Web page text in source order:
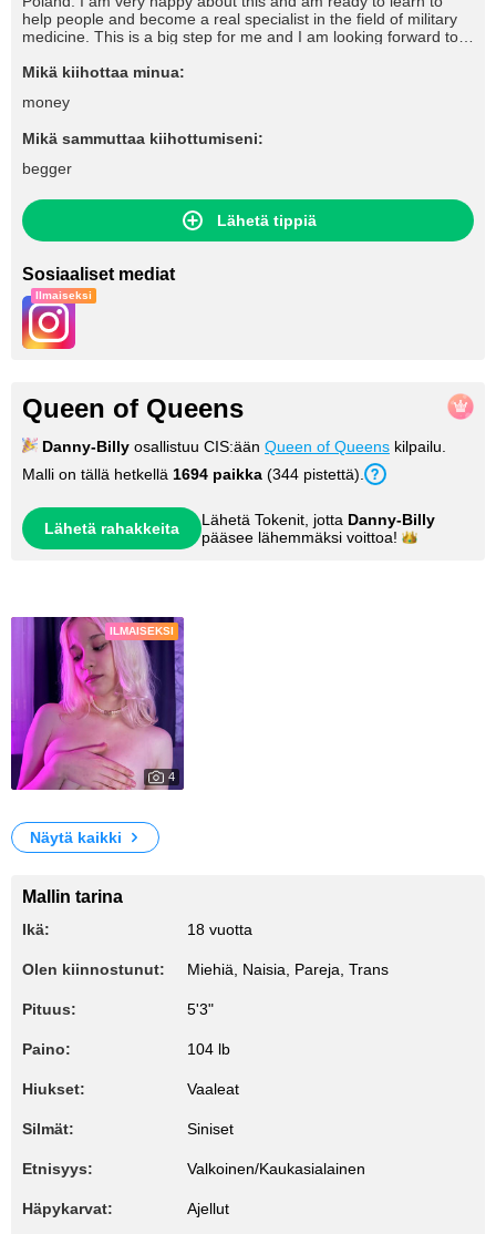
help people and become a real specialist in the field of military
medicine. This is a big step for me and I am looking forward to
Mikä kiihottaa minua:
money
Mikä sammuttaa kiihottumiseni:
begger
Lähetä tippiä
Sosiaaliset mediat
Ilmaiseksi
Queen of Queens
Danny-Billy osallistuu CIS:ään Queen of Queens kilpailu.
Malli on tällä hetkellä 1694 paikka (344 pistettä).
Lähetä rahakkeita Lähetä Tokenit, jotta Danny-Billy
pääsee lähemmäksi voittoa!
ILMAISEKSI
4
Näytä kaikki
Mallin tarina
Ikä: 18 vuotta
Olen kiinnostunut: Miehiä, Naisia, Pareja, Trans
Pituus: 5'3"
Paino: 104 lb
Hiukset: Vaaleat
Silmät: Siniset
Etnisyys: Valkoinen/Kaukasialainen
Häpykarvat: Ajellut